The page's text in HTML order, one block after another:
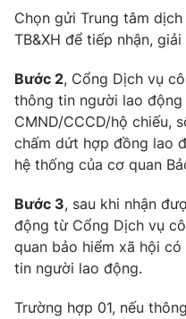
Tư vấn
Emagazine
Photo
VTV Money
Chọn gửi Trung tâm
TB&XH để tiếp nhận,
Bước 2, Cổng Dịch vụ
thông tin người lao
CMND/CCCD/hộ chiếu,
chấm dứt hợp đồng lao
hệ thống của cơ quan
Bước 3, sau khi nhận
động từ Cổng Dịch vụ
quan bảo hiểm xã hội
tin người lao động.
Trường hợp 01, nếu